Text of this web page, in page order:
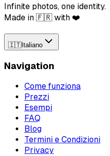
Infinite photos, one identity.
Made in 🇫🇷 with ❤️
🇮🇹Italiano
Navigation
Come funziona
Prezzi
Esempi
FAQ
Blog
Termini e Condizioni
Privacy